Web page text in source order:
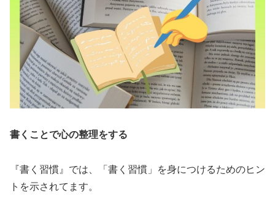
書くことで心の整理をする
『書く習慣』では、「書く習慣」を身につけるためのヒン
トを示されてます。